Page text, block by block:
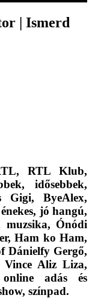
| Ismerd
RTL Klub,
idősebbek,
Gigi, ByeAlex,
jó hangú,
muzsika, Ónódi
Ham ko Ham,
Dánielfy Gergő,
Aliz Liza,
adás és
színpad.